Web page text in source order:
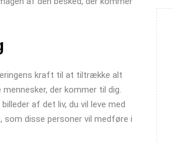
kraft til at tiltrække alt
der kommer til dig.
af det liv, du vil leve med
disse personer vil medføre i